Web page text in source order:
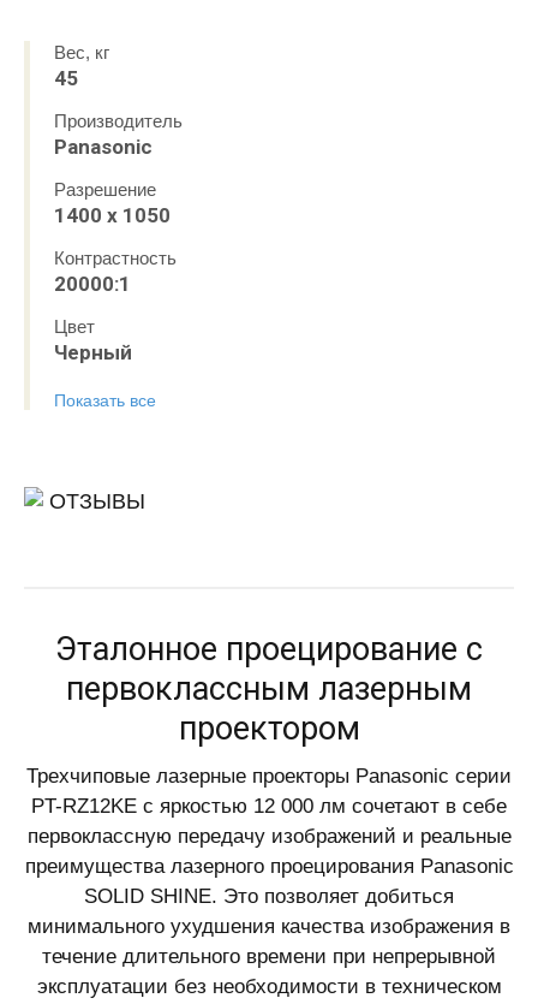
Вес, кг
45
Производитель
Panasonic
Разрешение
1400 х 1050
Контрастность
20000:1
Цвет
Черный
Показать все
ОТЗЫВЫ
Эталонное проецирование с
первоклассным лазерным
проектором
Трехчиповые лазерные проекторы Panasonic серии
PT-RZ12KE с яркостью 12 000 лм сочетают в себе
первоклассную передачу изображений и реальные
преимущества лазерного проецирования Panasonic
SOLID SHINE. Это позволяет добиться
минимального ухудшения качества изображения в
течение длительного времени при непрерывной
эксплуатации без необходимости в техническом